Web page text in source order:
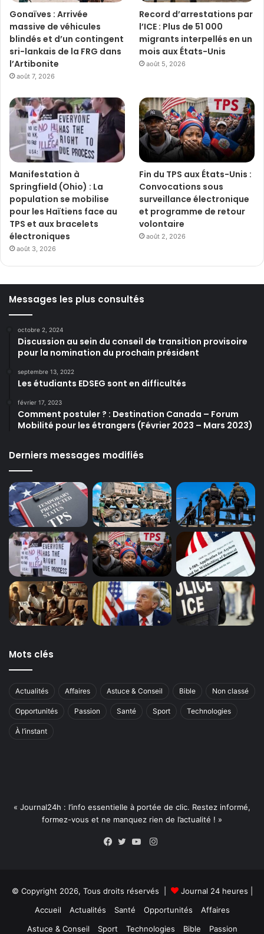
Gonaïves : Arrivée
massive de véhicules
blindés et d’un contingent
sri-lankais de la FRG dans
l’Artibonite
août 7, 2026
Record d’arrestations par
l’ICE : Plus de 51 000
migrants interpellés en un
mois aux États-Unis
août 5, 2026
Manifestation à
Springfield (Ohio) : La
population se mobilise
pour les Haïtiens face au
TPS et aux bracelets
électroniques
août 3, 2026
Fin du TPS aux États-Unis :
Convocations sous
surveillance électronique
et programme de retour
volontaire
août 2, 2026
Messages les plus consultés
octobre 2, 2024
Discussion au sein du conseil de transition provisoire
pour la nomination du prochain président
septembre 13, 2022
Les étudiants EDSEG sont en difficultés
février 17, 2023
Comment postuler ? : Destination Canada – Forum
Mobilité pour les étrangers (Février 2023 – Mars 2023)
Derniers messages modifiés
Mots clés
Actualités Affaires Astuce & Conseil Bible Non classé
Opportunités Passion Santé Sport Technologies
À l’instant
« Journal24h : l’info essentielle à portée de clic. Restez informé,
formez-vous et ne manquez rien de l’actualité ! »
Instagram
© Copyright 2026, Tous droits réservés | Journal 24 heures
Accueil
Actualités Santé Opportunités
Affaires
Astuce & Conseil
Sport Technologies Bible Passion